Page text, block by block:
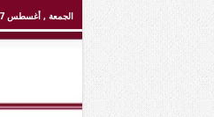
الجمعة , أغسطس 7 2026